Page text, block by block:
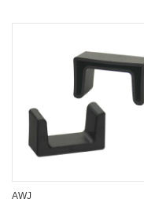
AWJ